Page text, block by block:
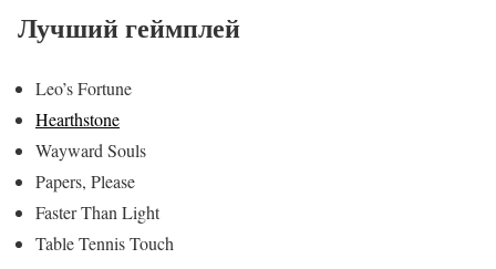
Лучший геймплей
Leo’s Fortune
Hearthstone
Wayward Souls
Papers, Please
Faster Than Light
Table Tennis Touch